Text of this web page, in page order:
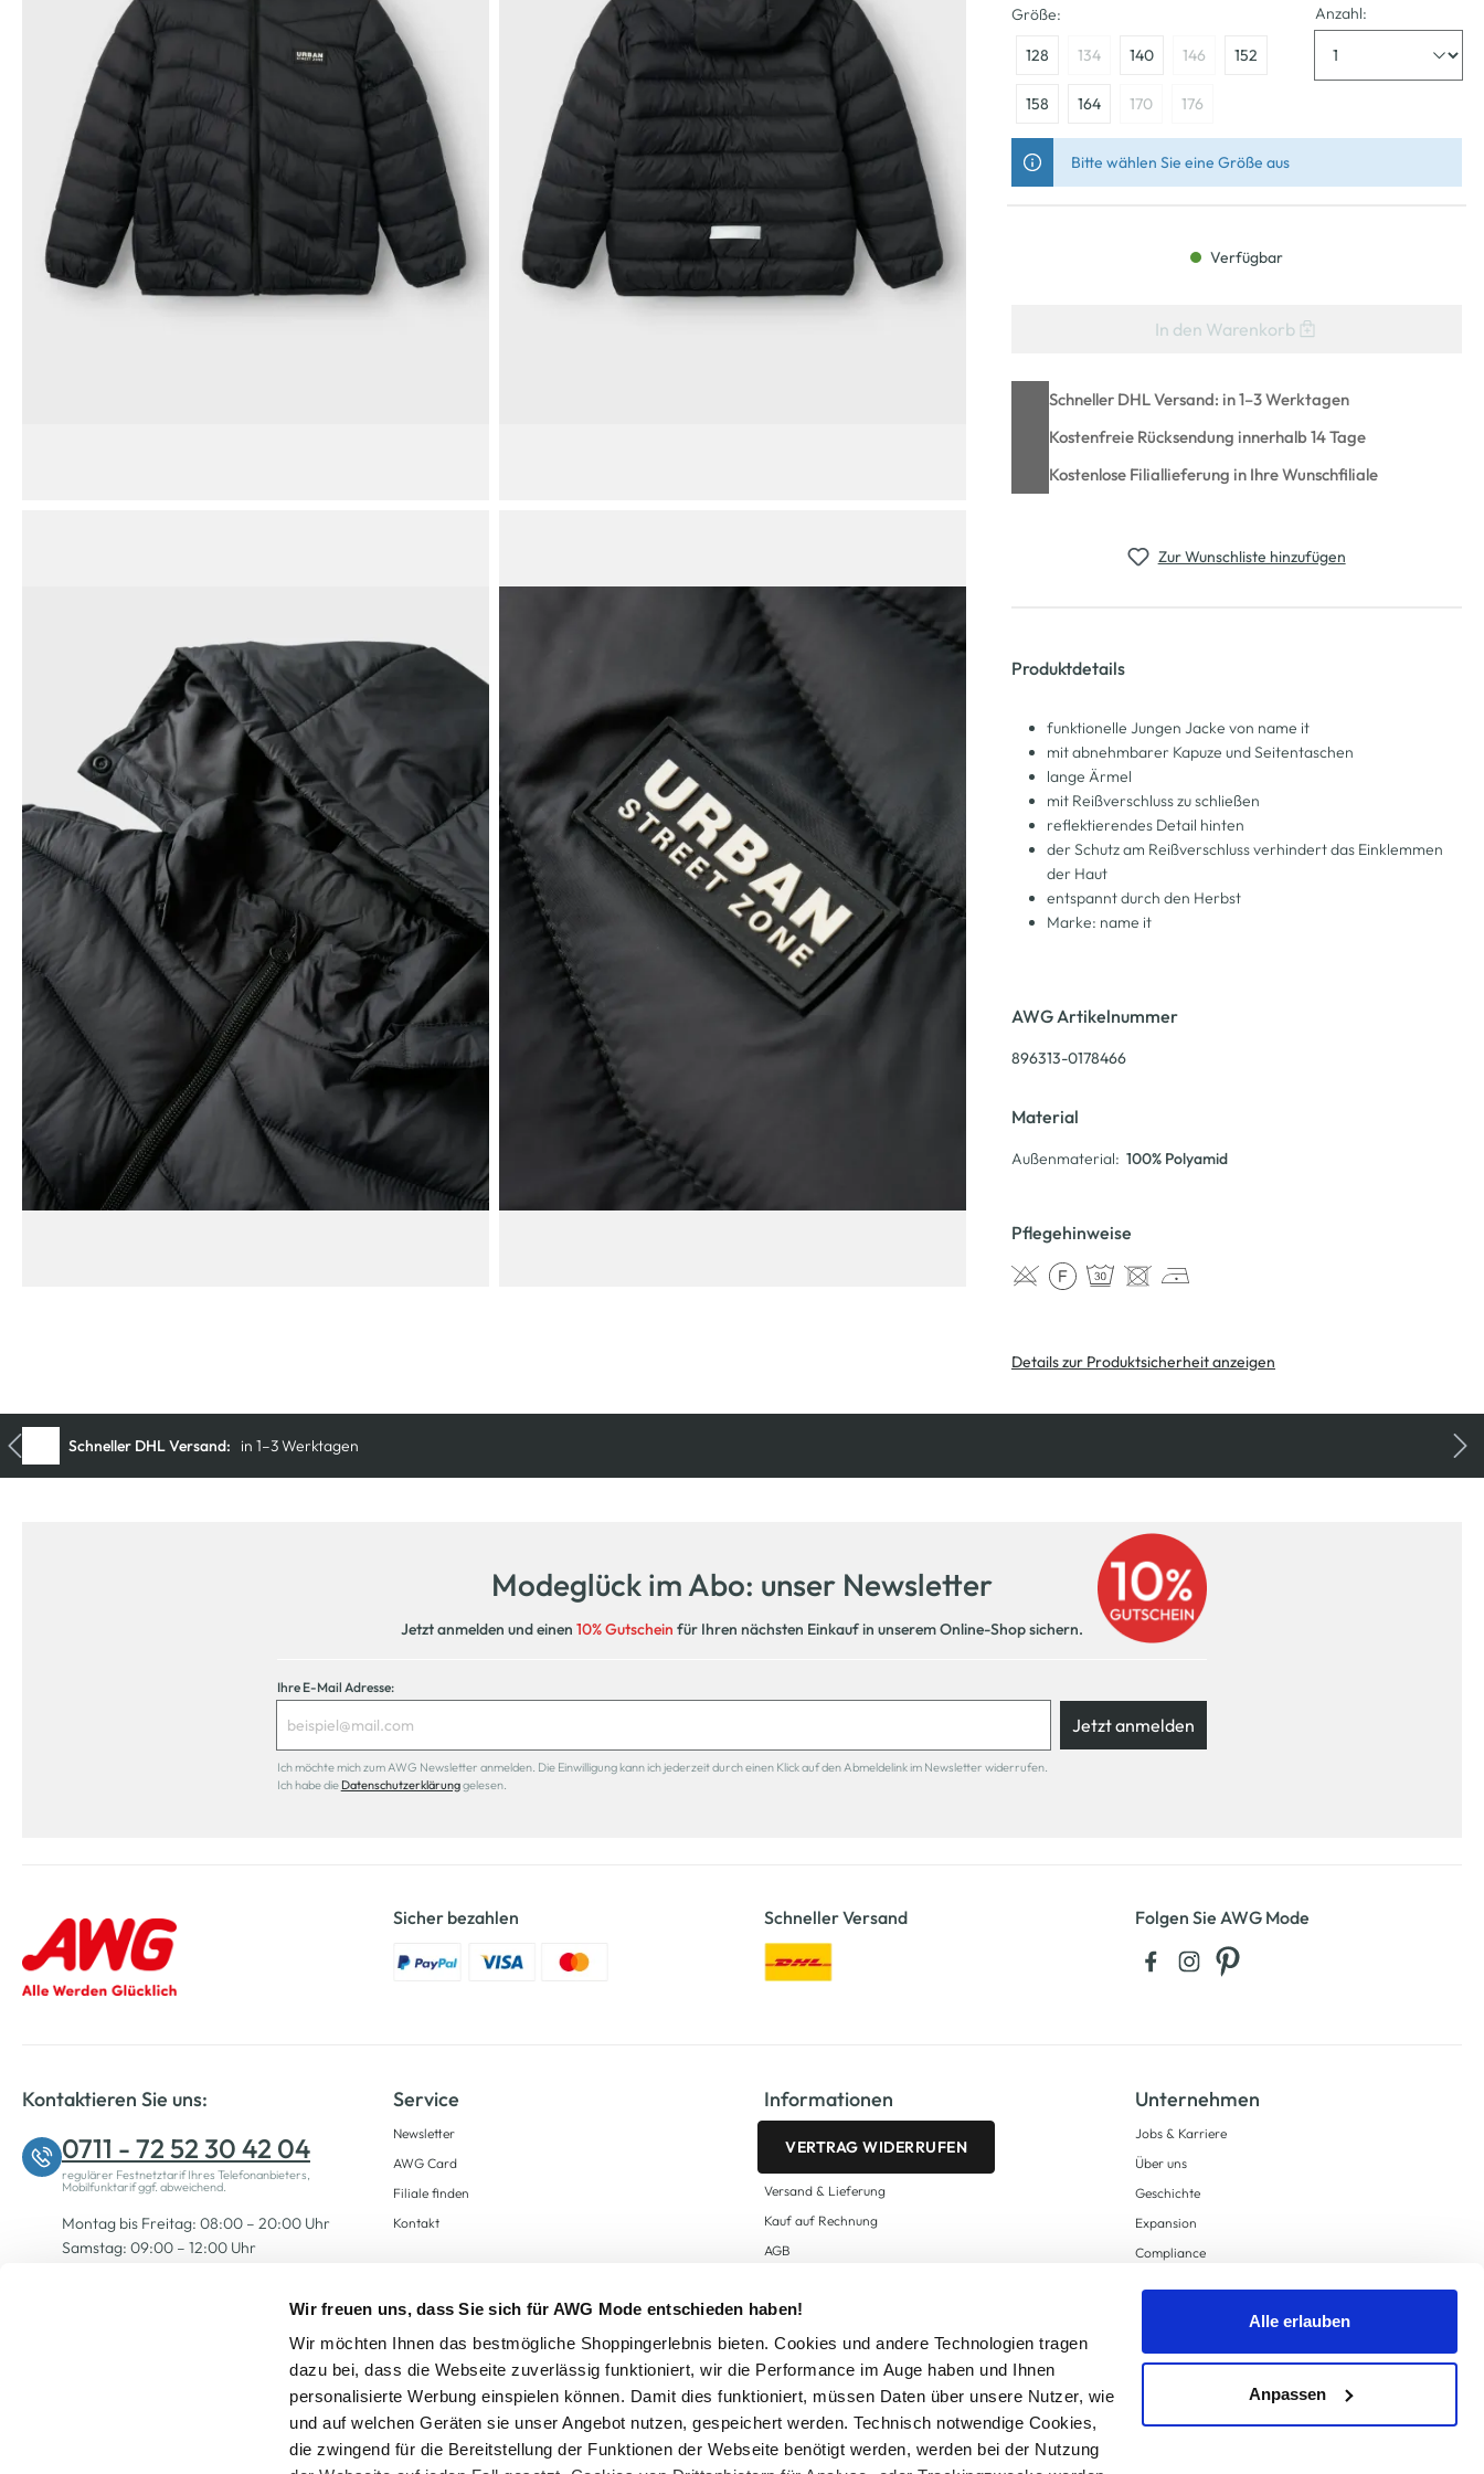
Wir freuen uns, dass Sie sich für AWG Mode entschieden haben!
Wir möchten Ihnen das bestmögliche Shoppingerlebnis bieten. Cookies und andere Technologien tragen
dazu bei, dass die Webseite zuverlässig funktioniert, wir die Performance im Auge haben und Ihnen
personalisierte Werbung einspielen können. Damit dies funktioniert, müssen Daten über unsere Nutzer, wie
und auf welchen Geräten sie unser Angebot nutzen, gespeichert werden. Technisch notwendige Cookies,
die zwingend für die Bereitstellung der Funktionen der Webseite benötigt werden, werden bei der Nutzung
Alle erlauben
Anpassen
Größe:
128 134 140 146 152
158 164 170 176
Anzahl:
Bitte wählen Sie eine Größe aus
Verfügbar
In den Warenkorb
Schneller DHL Versand: in 1–3 Werktagen
Kostenfreie Rücksendung innerhalb 14 Tage
Kostenlose Filiallieferung in Ihre Wunschfiliale
Zur Wunschliste hinzufügen
Produktdetails
funktionelle Jungen Jacke von name it
mit abnehmbarer Kapuze und Seitentaschen
lange Ärmel
mit Reißverschluss zu schließen
reflektierendes Detail hinten
der Schutz am Reißverschluss verhindert das Einklemmen
der Haut
entspannt durch den Herbst
Marke: name it
AWG Artikelnummer
896313-0178466
Material
Außenmaterial: 100% Polyamid
Pflegehinweise
Details zur Produktsicherheit anzeigen
Modeglück im Abo: unser Newsletter
Jetzt anmelden und einen 10% Gutschein für Ihren nächsten Einkauf in unserem Online-Shop sichern.
Ihre E-Mail Adresse:
Jetzt anmelden
Ich möchte mich zum AWG Newsletter anmelden. Die Einwilligung kann ich jederzeit durch einen Klick auf den Abmeldelink im Newsletter widerrufen.
Ich habe die Datenschutzerklärunggelesen.
Sicher bezahlen Schneller Versand Folgen Sie AWG Mode
Kontaktieren Sie uns:
0711 - 72 52 30 42 04
regulärer Festnetztarif Ihres Telefonanbieters,
Mobilfunktarif ggf. abweichend.
Montag bis Freitag: 08:00 – 20:00 Uhr
Samstag: 09:00 – 12:00 Uhr
Service
Newsletter
AWG Card
Filiale finden
Kontakt
Informationen
VERTRAG WIDERRUFEN
Versand & Lieferung
Kauf auf Rechnung
AGB
Zahlungsarten
Datenschutz
AWG CARD Teilnahmebedingungen
Unternehmen
Jobs & Karriere
Über uns
Geschichte
Expansion
Compliance
Supply Chain Due Diligence